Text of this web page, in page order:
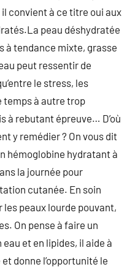
il convient à ce titre oui aux
peau déshydratée
à tendance mixte, grasse
peut ressentir de
le stress, les
temps à autre trop
à rebutant épreuve… D’où
y remédier ? On vous dit
hémoglobine hydratant à
la journée pour
cutanée. En soin
peaux lourde pouvant,
On pense à faire un
et en lipides, il aide à
donne l’opportunité le